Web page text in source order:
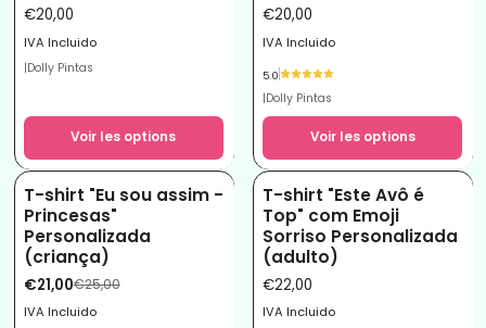
€20,00
IVA Incluido
|Dolly Pintas
Voir les options
€20,00
IVA Incluido
5.0
|Dolly Pintas
Voir les options
-16%
T-shirt "Eu sou assim -
Princesas"
Personalizada
(criança)
€21,00€25,00
IVA Incluido
T-shirt "Este Avô é
Top" com Emoji
Sorriso Personalizada
(adulto)
€22,00
IVA Incluido